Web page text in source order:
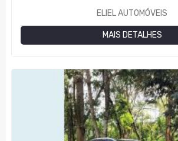
ELIEL AUTOMÓVEIS
MAIS DETALHES